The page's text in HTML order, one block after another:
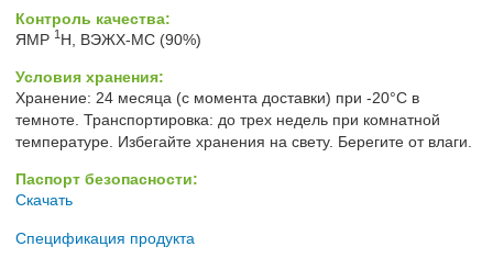
Контроль качества:
ЯМР 1H, ВЭЖХ-МС (90%)
Условия хранения:
Хранение: 24 месяца (с момента доставки) при -20°C в
темноте. Транспортировка: до трех недель при комнатной
температуре. Избегайте хранения на свету. Берегите от влаги.
Паспорт безопасности:
Скачать
Спецификация продукта